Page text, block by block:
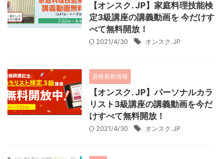
【オンスク. JP】家庭料理技能検
定3級講座の講義動画を 今だけす
べて無料開放！
2021/4/30 オンスク.JP
資格最新情報
【オンスク. JP】パーソナルカラ
リスト3級講座の講義動画を今だ
けすべて無料開放！
2021/4/30 オンスク.JP